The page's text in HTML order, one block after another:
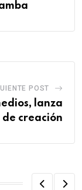
POST
lanza
de creación